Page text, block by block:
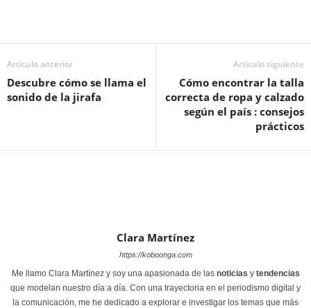
Artículo anterior
Descubre cómo se llama el
sonido de la jirafa
Artículo siguiente
Cómo encontrar la talla
correcta de ropa y calzado
según el país : consejos
prácticos
Clara Martínez
https://koboonga.com
Me llamo Clara Martínez y soy una apasionada de las noticias y tendencias
que modelan nuestro día a día. Con una trayectoria en el periodismo digital y
la comunicación, me he dedicado a explorar e investigar los temas que más